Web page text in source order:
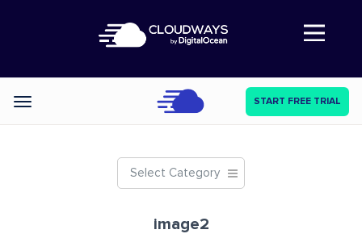
Abre a navegação
Categories START FREE TRIAL
Select Category
image2